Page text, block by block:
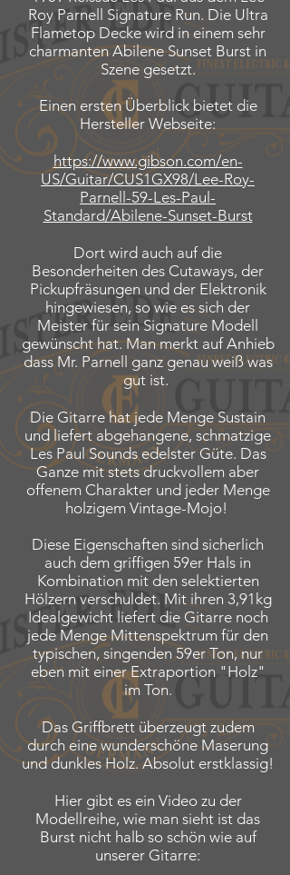
Roy Parnell Signature Run. Die Ultra
Flametop Decke wird in einem sehr
charmanten Abilene Sunset Burst in
Szene gesetzt.
Einen ersten Überblick bietet die
Hersteller Webseite:
https://www.gibson.com/en-
US/Guitar/CUS1GX98/Lee-Roy-
Parnell-59-Les-Paul-
Standard/Abilene-Sunset-Burst
Dort wird auch auf die
Besonderheiten des Cutaways, der
Pickupfräsungen und der Elektronik
hingewiesen, so wie es sich der
Meister für sein Signature Modell
gewünscht hat. Man merkt auf Anhieb
dass Mr. Parnell ganz genau weiß was
gut ist.
Die Gitarre hat jede Menge Sustain
und liefert abgehangene, schmatzige
Les Paul Sounds edelster Güte. Das
Ganze mit stets druckvollem aber
offenem Charakter und jeder Menge
holzigem Vintage-Mojo!
Diese Eigenschaften sind sicherlich
auch dem griffigen 59er Hals in
Kombination mit den selektierten
Hölzern verschuldet. Mit ihren 3,91kg
Idealgewicht liefert die Gitarre noch
jede Menge Mittenspektrum für den
typischen, singenden 59er Ton, nur
eben mit einer Extraportion "Holz"
im Ton.
Das Griffbrett überzeugt zudem
durch eine wunderschöne Maserung
und dunkles Holz. Absolut erstklassig!
Hier gibt es ein Video zu der
Modellreihe, wie man sieht ist das
Burst nicht halb so schön wie auf
unserer Gitarre: